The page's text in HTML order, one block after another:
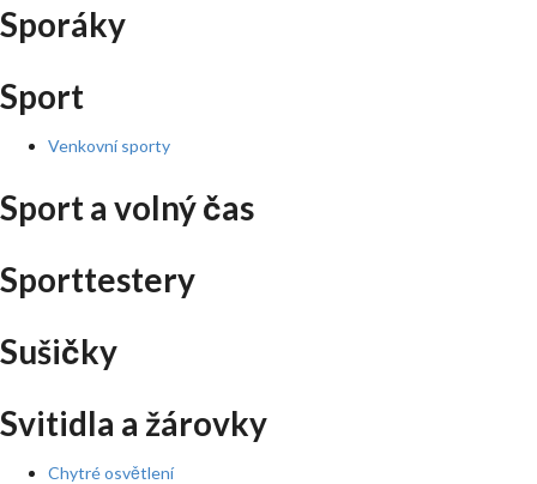
Sporáky
Sport
Venkovní sporty
Sport a volný čas
Sporttestery
Sušičky
Svitidla a žárovky
Chytré osvětlení